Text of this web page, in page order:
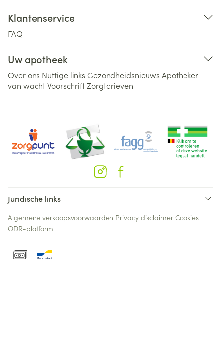
Klantenservice
FAQ
Uw apotheek
Over ons Nuttige links Gezondheidsnieuws Apotheker
van wachtVoorschriftZorgtarieven
Juridische links
Algemene verkoopsvoorwaarden Privacy disclaimer Cookies
ODR-platform